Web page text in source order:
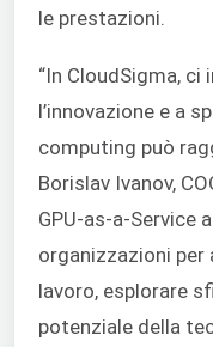
le prestazioni.
“In CloudSigma,
l’innovazione e a
computing può
Borislav Ivanov,
GPU-as-a-Service
organizzazioni per
lavoro, esplorare
potenziale della